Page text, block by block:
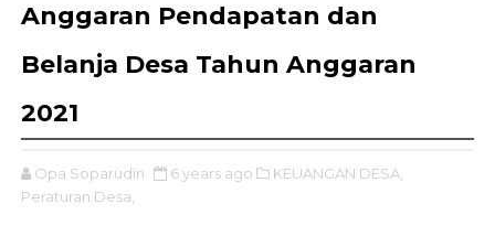
Anggaran Pendapatan dan
Belanja Desa Tahun Anggaran
2021
Opa Soparudin 6 years ago
KEUANGAN DESA,
Peraturan Desa,